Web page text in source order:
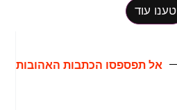
טענו עוד
אל תפספסו הכתבות האהובות